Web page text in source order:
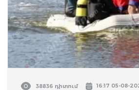
38836 դիտում 16:17 05-08-